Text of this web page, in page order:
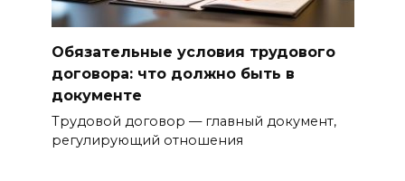
Обязательные условия трудового
договора: что должно быть в
документе
Трудовой договор — главный документ,
регулирующий отношения